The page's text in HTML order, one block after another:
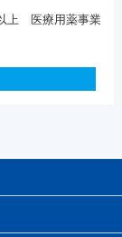
上 医療用薬事業